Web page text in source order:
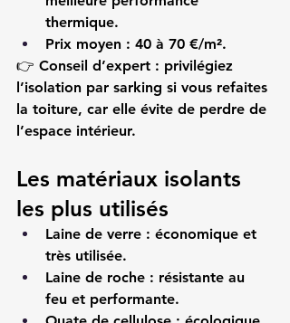
thermique.
Prix moyen : 40 à 70 €/m².
👉 Conseil d’expert : privilégiez
l’isolation par sarking si vous refaites
la toiture, car elle évite de perdre de
l’espace intérieur.
Les matériaux isolants
les plus utilisés
Laine de verre : économique et
très utilisée.
Laine de roche : résistante au
feu et performante.